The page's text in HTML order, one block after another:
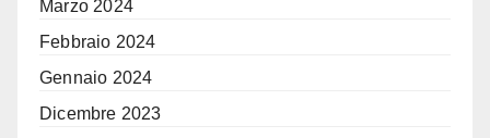
Marzo 2024
Febbraio 2024
Gennaio 2024
Dicembre 2023